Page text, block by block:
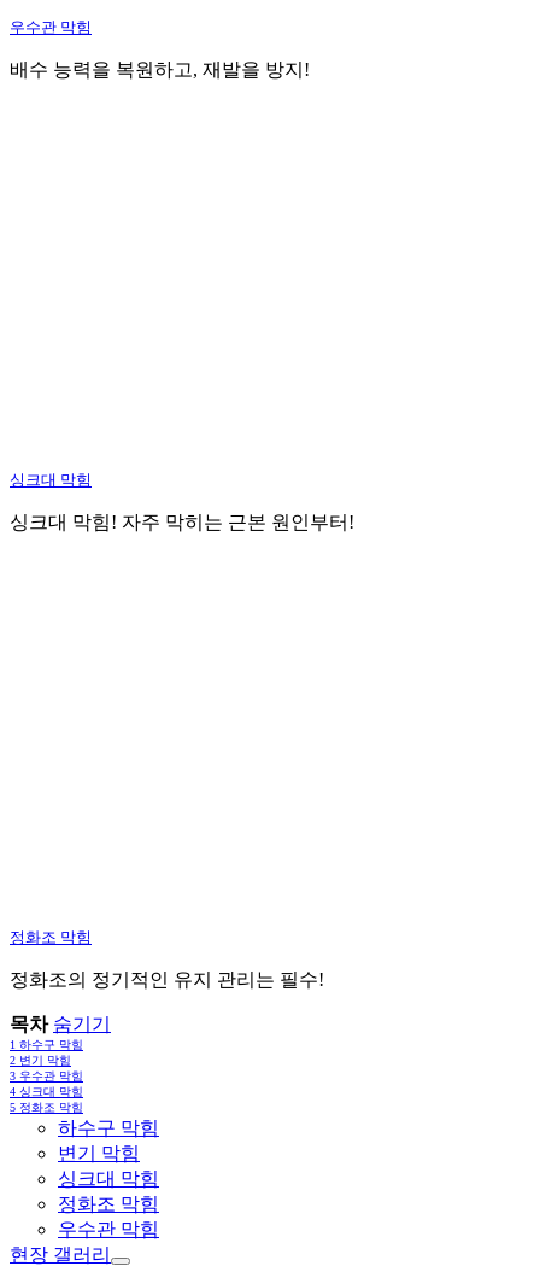
우수관 막힘
배수 능력을 복원하고, 재발을 방지!
싱크대 막힘
싱크대 막힘! 자주 막히는 근본 원인부터!
정화조 막힘
정화조의 정기적인 유지 관리는 필수!
목차 숨기기
1 하수구 막힘
2 변기 막힘
3 우수관 막힘
4 싱크대 막힘
5 정화조 막힘
하수구 막힘
변기 막힘
싱크대 막힘
정화조 막힘
우수관 막힘
현장 갤러리